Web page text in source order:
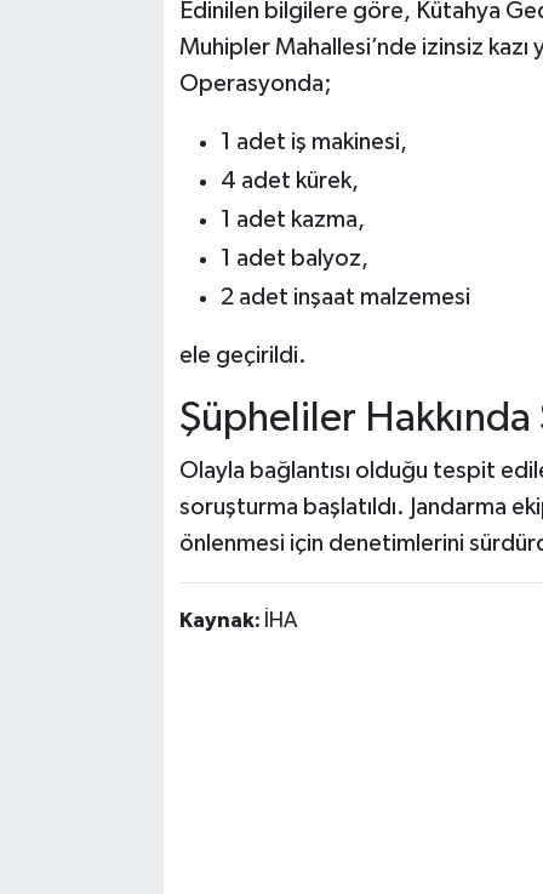
Edinilen bilgilere göre, Kütahya
Muhipler Mahallesi’nde izinsiz
Operasyonda;
1 adet iş makinesi,
4 adet kürek,
1 adet kazma,
1 adet balyoz,
2 adet inşaat malzemesi
ele geçirildi.
Şüpheliler Hakkında
Olayla bağlantısı olduğu tespit
soruşturma başlatıldı. Jandarma
önlenmesi için denetimlerini
Kaynak: İHA